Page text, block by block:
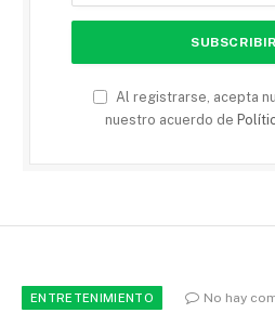
Al registrarse, acepta
nuestro acuerdo de
ENTRETENIMIENTO No hay